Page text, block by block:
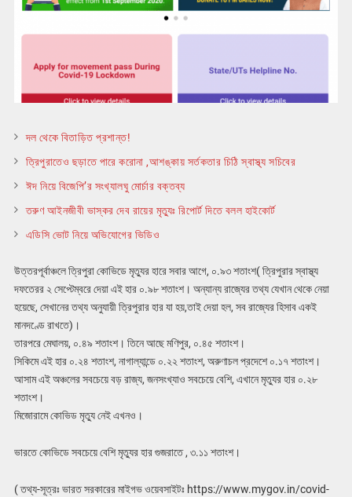
দল থেকে বিতাড়িত প্রশান্ত!
ত্রিপুরাতেও ছড়াতে পারে করোনা ,আশঙ্কায় সর্তকতার চিঠি স্বাস্থ্য সচিবের
ঈদ নিয়ে বিজেপি’র সংখ্যালঘু মোর্চার বক্তব্য
তরুণ আইনজীবী ভাস্কর দেব রায়ের মৃত্যুঃ রিপোর্ট দিতে বলল হাইকোর্ট
এডিসি ভোট নিয়ে অভিযোগের ভিডিও
উত্তরপূর্বাঞ্চলে ত্রিপুরা কোভিডে মৃত্যুর হারে সবার আগে, ০.৯৩ শতাংশ( ত্রিপুরার স্বাস্থ্য
দফতেরর ২ সেপ্টেম্বরে দেয়া এই হার ০.৯৮ শতাংশ। অন্যান্য রাজ্যের তথ্য যেখান থেকে নেয়া
হয়েছে, সেখানের তথ্য অনুযায়ী ত্রিপুরার হার যা হয়,তাই দেয়া হল, সব রাজ্যের হিসাব একই
মানদণ্ডে রাখতে)।
তারপরে মেঘালয়, ০.৪৯ শতাংশ। তিনে আছে মণিপুর, ০.৪৫ শতাংশ।
সিকিমে এই হার ০.২৪ শতাংশ, নাগাল্যান্ডে ০.২২ শতাংশ, অরুণাচল প্রদেশে ০.১৭ শতাংশ।
আসাম এই অঞ্চলের সবচেয়ে বড় রাজ্য, জনসংখ্যাও সবচেয়ে বেশি, এখানে মৃত্যুর হার ০.২৮
শতাংশ।
মিজোরামে কোভিড মৃত্যু নেই এখনও।
ভারতে কোভিডে সবচেয়ে বেশি মৃত্যুর হার গুজরাতে , ৩.১১ শতাংশ।
( তথ্য-সূত্রঃ ভারত সরকারের মাইগভ ওয়েবসাইটঃ https://www.mygov.in/covid-